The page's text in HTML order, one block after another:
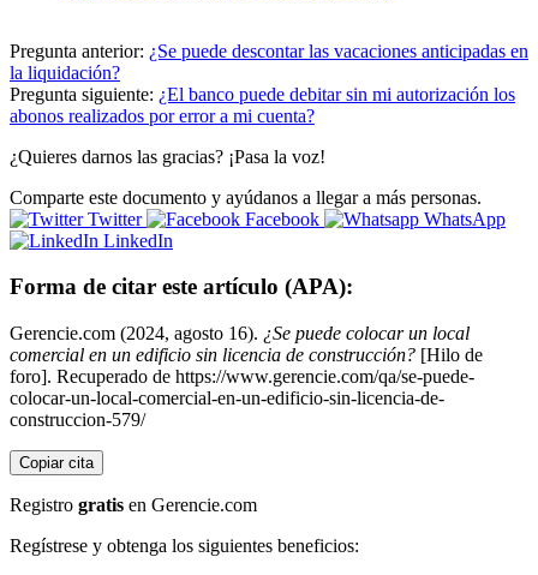
Pregunta anterior: ¿Se puede descontar las vacaciones anticipadas en
la liquidación?
Pregunta siguiente: ¿El banco puede debitar sin mi autorización los
abonos realizados por error a mi cuenta?
¿Quieres darnos las gracias? ¡Pasa la voz!
Comparte este documento y ayúdanos a llegar a más personas.
Twitter
Facebook
WhatsApp
LinkedIn
Forma de citar este artículo (APA):
Gerencie.com (2024, agosto 16). ¿Se puede colocar un local
comercial en un edificio sin licencia de construcción? [Hilo de
foro]. Recuperado de https://www.gerencie.com/qa/se-puede-
colocar-un-local-comercial-en-un-edificio-sin-licencia-de-
construccion-579/
Copiar cita
Registro gratis en Gerencie.com
Regístrese y obtenga los siguientes beneficios: